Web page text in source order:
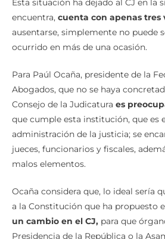
Esta situación ha dejado al CJ en la
cuenta con apenas tres
ausentarse, simplemente no puede
Para Paúl Ocaña, presidente de la
Abogados, que no se haya
Consejo de la Judicatura
es
que cumple esta institución, que es
administración de la justicia; se
jueces, funcionarios y fiscales,
Ocaña considera que, lo ideal sería
a la Constitución que ha propuesto
un cambio en el CJ,
para que